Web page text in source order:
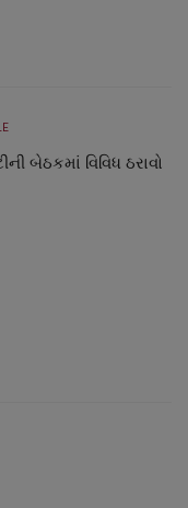
બેઠકમાં વિવિધ ઠરાવો